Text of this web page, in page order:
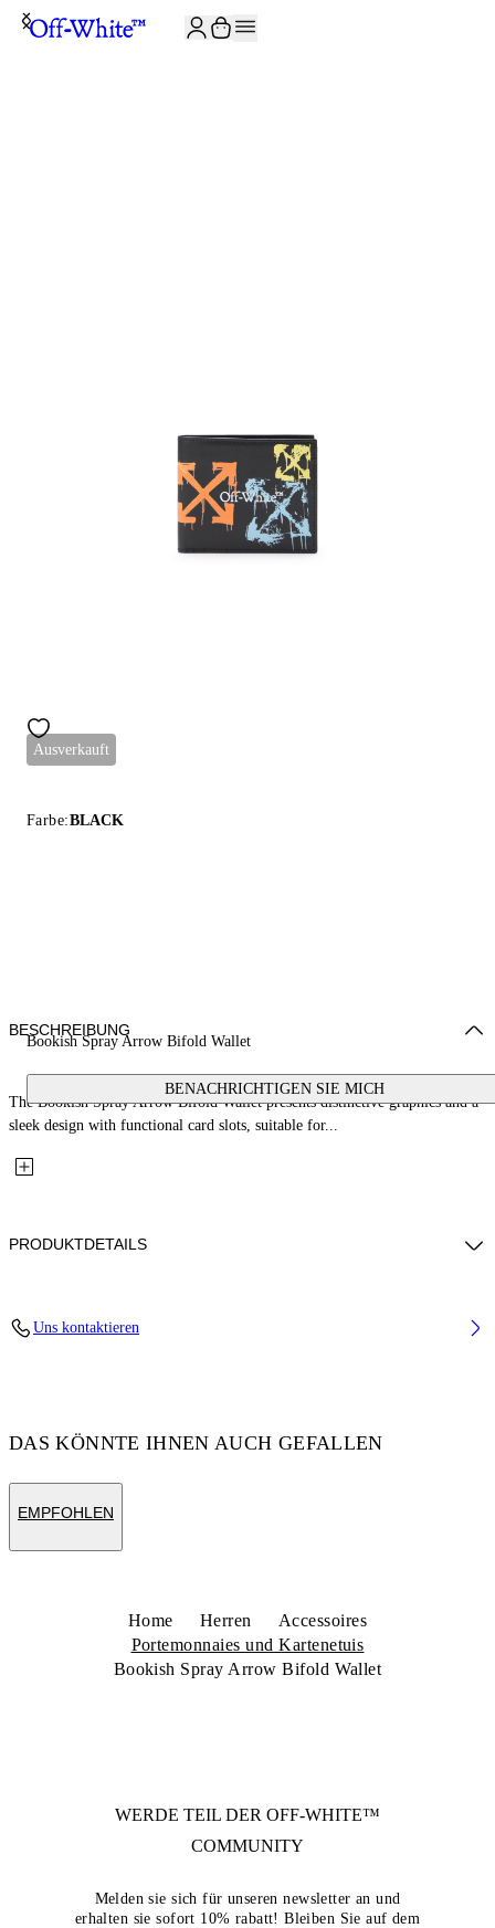
Ausverkauft
Farbe:BLACK
Bookish Spray Arrow Bifold Wallet
BENACHRICHTIGEN SIE MICH
BESCHREIBUNG
The Bookish Spray Arrow Bifold Wallet presents distinctive graphics and a
sleek design with functional card slots, suitable for...
PRODUKTDETAILS
Uns kontaktieren
DAS KÖNNTE IHNEN AUCH GEFALLEN
EMPFOHLEN
Home Herren
Accessoires
Portemonnaies und Kartenetuis
Bookish Spray Arrow Bifold Wallet
WERDE TEIL DER OFF-WHITE™
COMMUNITY
Melden sie sich für unseren newsletter an und
erhalten sie sofort 10% rabatt! Bleiben Sie auf dem